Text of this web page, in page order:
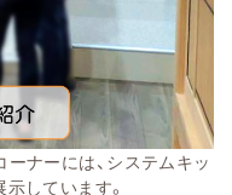
ナーには、システムキッ
しています。